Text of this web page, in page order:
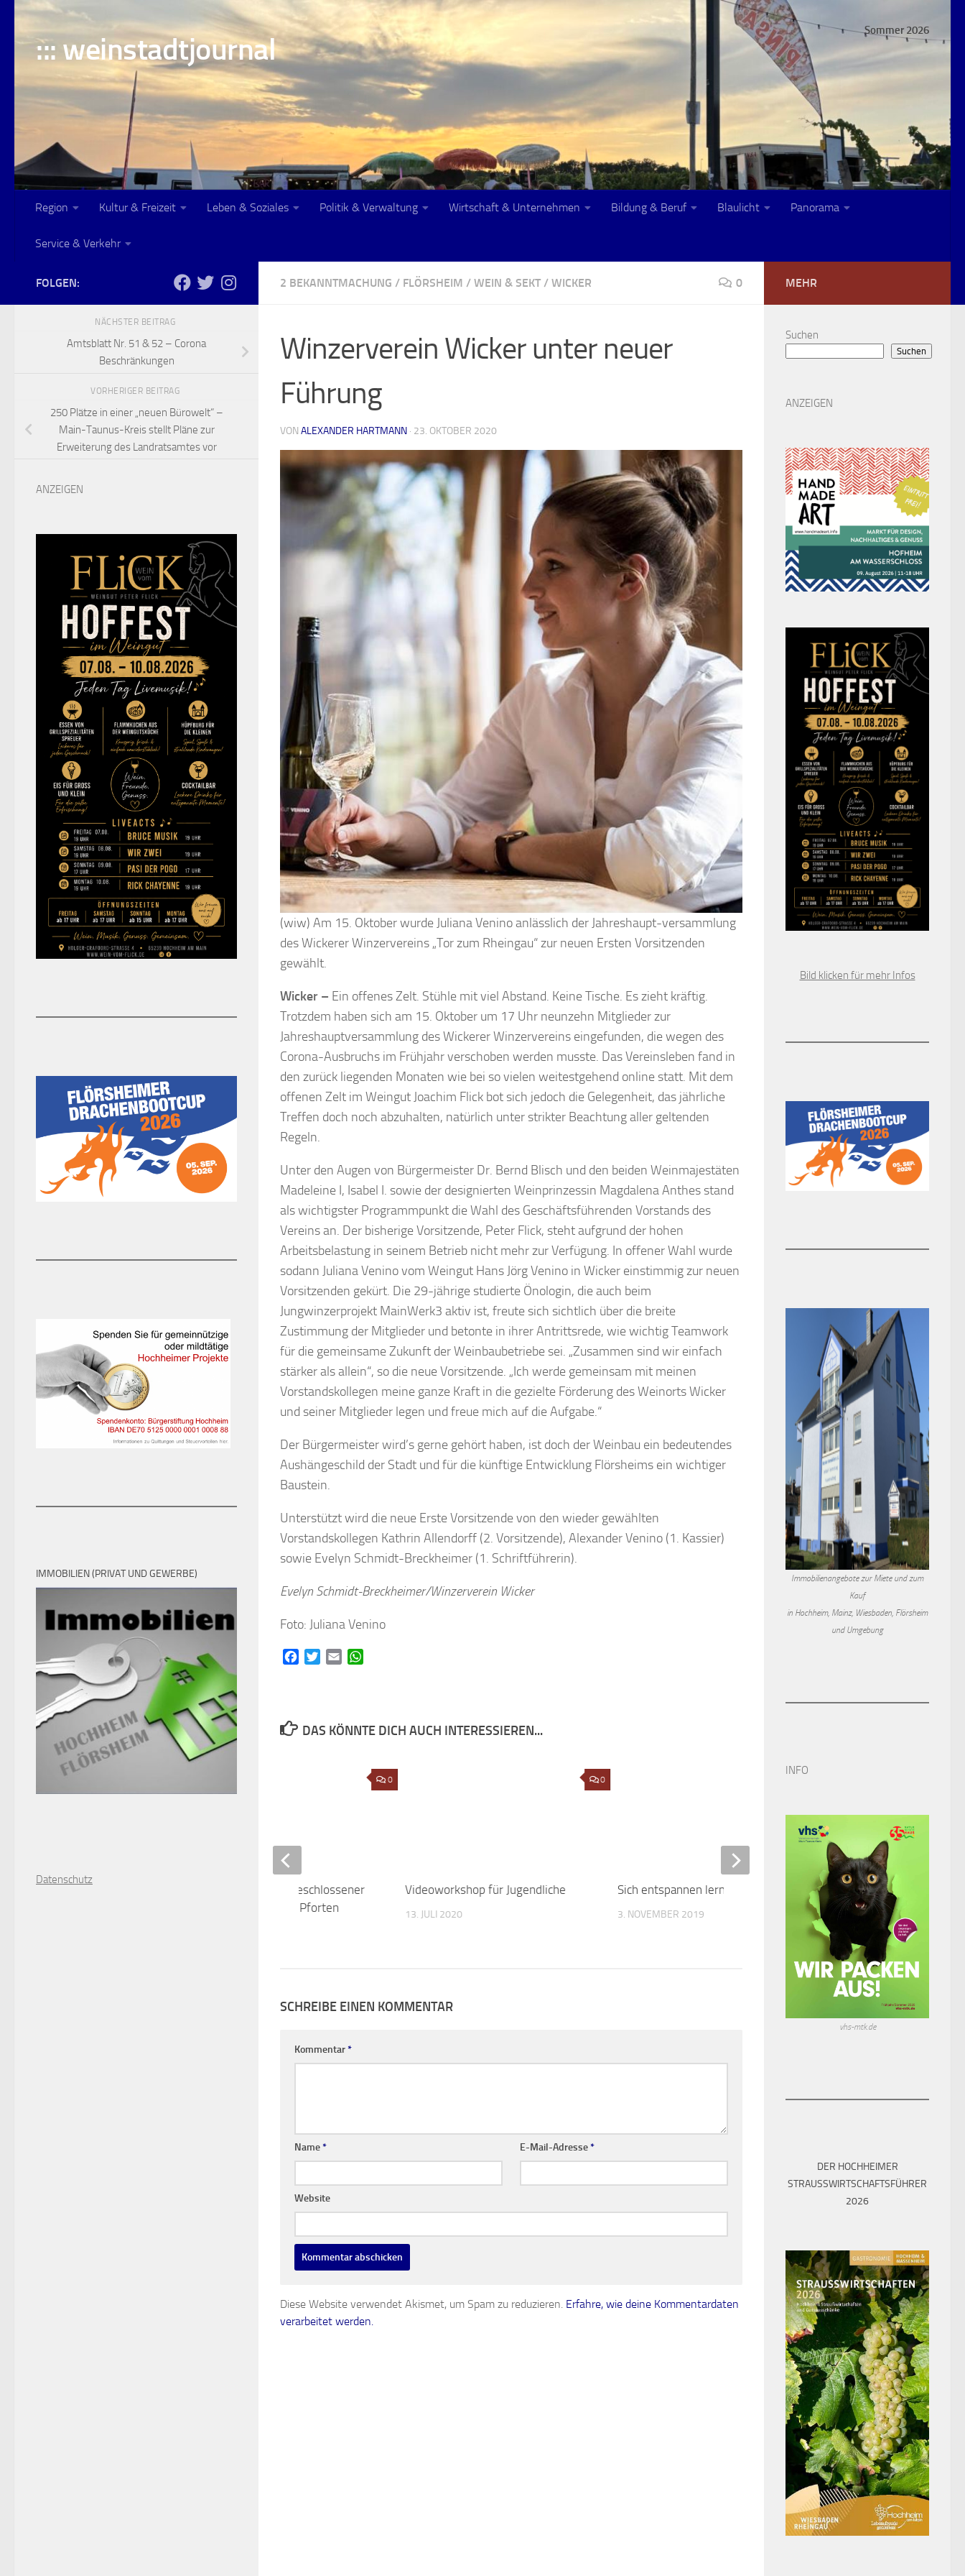
Skip to content
::: weinstadtjournal
Sommer 2026
Region Kultur & Freizeit Leben & Soziales Politik & Verwaltung Wirtschaft & Unternehmen Bildung & Beruf Blaulicht Panorama
Service & Verkehr
2 BEKANNTMACHUNG / FLÖRSHEIM / WEIN & SEKT / WICKER 0
Winzerverein Wicker unter neuer
Führung
VON ALEXANDER HARTMANN · 23. OKTOBER 2020
(wiw) Am 15. Oktober wurde Juliana Venino anlässlich der Jahreshaupt-versammlung
des Wickerer Winzervereins „Tor zum Rheingau“ zur neuen Ersten Vorsitzenden
gewählt.
Wicker – Ein offenes Zelt. Stühle mit viel Abstand. Keine Tische. Es zieht kräftig.
Trotzdem haben sich am 15. Oktober um 17 Uhr neunzehn Mitglieder zur
Jahreshauptversammlung des Wickerer Winzervereins eingefunden, die wegen des
Corona-Ausbruchs im Frühjahr verschoben werden musste. Das Vereinsleben fand in
den zurück liegenden Monaten wie bei so vielen weitestgehend online statt. Mit dem
offenen Zelt im Weingut Joachim Flick bot sich jedoch die Gelegenheit, das jährliche
Treffen doch noch abzuhalten, natürlich unter strikter Beachtung aller geltenden
Regeln.
Unter den Augen von Bürgermeister Dr. Bernd Blisch und den beiden Weinmajestäten
Madeleine I, Isabel I. sowie der designierten Weinprinzessin Magdalena Anthes stand
als wichtigster Programmpunkt die Wahl des Geschäftsführenden Vorstands des
Vereins an. Der bisherige Vorsitzende, Peter Flick, steht aufgrund der hohen
Arbeitsbelastung in seinem Betrieb nicht mehr zur Verfügung. In offener Wahl wurde
sodann Juliana Venino vom Weingut Hans Jörg Venino in Wicker einstimmig zur neuen
Vorsitzenden gekürt. Die 29-jährige studierte Önologin, die auch beim
Jungwinzerprojekt MainWerk3 aktiv ist, freute sich sichtlich über die breite
Zustimmung der Mitglieder und betonte in ihrer Antrittsrede, wie wichtig Teamwork
für die gemeinsame Zukunft der Weinbaubetriebe sei. „Zusammen sind wir einfach
stärker als allein“, so die neue Vorsitzende. „Ich werde gemeinsam mit meinen
Vorstandskollegen meine ganze Kraft in die gezielte Förderung des Weinorts Wicker
und seiner Mitglieder legen und freue mich auf die Aufgabe.“
Der Bürgermeister wird’s gerne gehört haben, ist doch der Weinbau ein bedeutendes
Aushängeschild der Stadt und für die künftige Entwicklung Flörsheims ein wichtiger
Baustein.
Unterstützt wird die neue Erste Vorsitzende von den wieder gewählten
Vorstandskollegen Kathrin Allendorff (2. Vorsitzende), Alexander Venino (1. Kassier)
sowie Evelyn Schmidt-Breckheimer (1. Schriftführerin).
Evelyn Schmidt-Breckheimer/Winzerverein Wicker
Foto: Juliana Venino
FacebookTwitterEmail
DAS KÖNNTE DICH AUCH INTERESSIEREN...
0
Veranstaltung zum
Gedenktag
15. JANUAR 2019
0
SCHREIBE EINEN KOMMENTAR
Kommentar*
Name* E-Mail-Adresse*
Website
Diese Website verwendet Akismet, um Spam zu reduzieren. Erfahre, wie deine Kommentardaten
verarbeitet werden.
FOLGEN:
NÄCHSTER BEITRAG
Amtsblatt Nr. 51 & 52 – Corona
Beschränkungen
VORHERIGER BEITRAG
250 Plätze in einer „neuen Bürowelt“ –
Main-Taunus-Kreis stellt Pläne zur
Erweiterung des Landratsamtes vor
ANZEIGEN
IMMOBILIEN (PRIVAT UND GEWERBE)
Datenschutz
MEHR
Suchen
Suchen
ANZEIGEN
Bild klicken für mehr Infos
Immobilienangebote zur Miete und zum
Kauf
in Hochheim, Mainz, Wiesbaden, Flörsheim
und Umgebung
INFO
vhs-mtk.de
DER HOCHHEIMER
STRAUSSWIRTSCHAFTSFÜHRER 2
026